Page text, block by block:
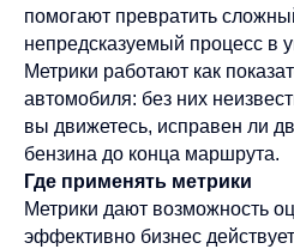
помогают превратить
непредсказуемый процесс в
Метрики работают как
автомобиля: без них
вы движетесь, исправен ли
бензина до конца маршрута.
Где применять метрики
Метрики дают возможность
эффективно бизнес